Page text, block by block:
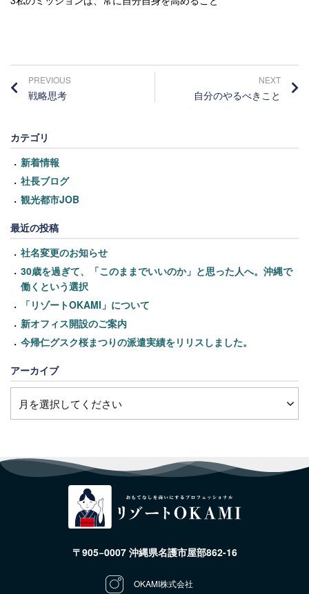
PREVIOUS
戦略思考
NEXT
自分のやるべきこと
カテゴリ
新着情報
社長ブログ
観光都市JOB
最近の投稿
社名変更のお知らせ
30歳を過ぎて、「このままでいいのか」と思った人へ。沖縄で
働くという選択
「リゾートOKAMI」について
新オフィス開設のご案内
今帰仁グスク桜まつりの派遣実績をリリスしました。
アーカイブ
〒905−0007 沖縄県名護市屋部862-16
OKAMI株式会社